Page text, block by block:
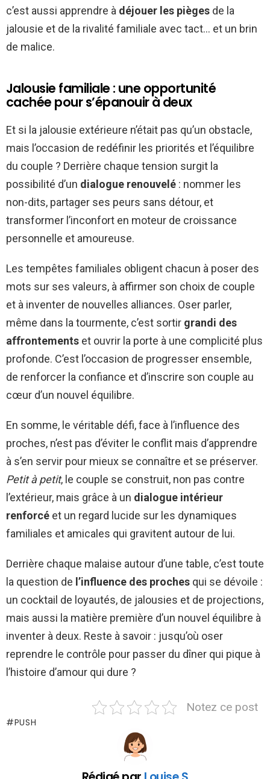
c’est aussi apprendre à déjouer les pièges de la
jalousie et de la rivalité familiale avec tact… et un brin
de malice.
Jalousie familiale : une opportunité
cachée pour s’épanouir à deux
Et si la jalousie extérieure n’était pas qu’un obstacle,
mais l’occasion de redéfinir les priorités et l’équilibre
du couple ? Derrière chaque tension surgit la
possibilité d’un dialogue renouvelé : nommer les
non-dits, partager ses peurs sans détour, et
transformer l’inconfort en moteur de croissance
personnelle et amoureuse.
Les tempêtes familiales obligent chacun à poser des
mots sur ses valeurs, à affirmer son choix de couple
et à inventer de nouvelles alliances. Oser parler,
même dans la tourmente, c’est sortir grandi des
affrontements et ouvrir la porte à une complicité plus
profonde. C’est l’occasion de progresser ensemble,
de renforcer la confiance et d’inscrire son couple au
cœur d’un nouvel équilibre.
En somme, le véritable défi, face à l’influence des
proches, n’est pas d’éviter le conflit mais d’apprendre
à s’en servir pour mieux se connaître et se préserver.
Petit à petit, le couple se construit, non pas contre
l’extérieur, mais grâce à un dialogue intérieur
renforcé et un regard lucide sur les dynamiques
familiales et amicales qui gravitent autour de lui.
Derrière chaque malaise autour d’une table, c’est toute
la question de l’influence des proches qui se dévoile :
un cocktail de loyautés, de jalousies et de projections,
mais aussi la matière première d’un nouvel équilibre à
inventer à deux. Reste à savoir : jusqu’où oser
reprendre le contrôle pour passer du dîner qui pique à
l’histoire d’amour qui dure ?
Notez ce post
PUSH